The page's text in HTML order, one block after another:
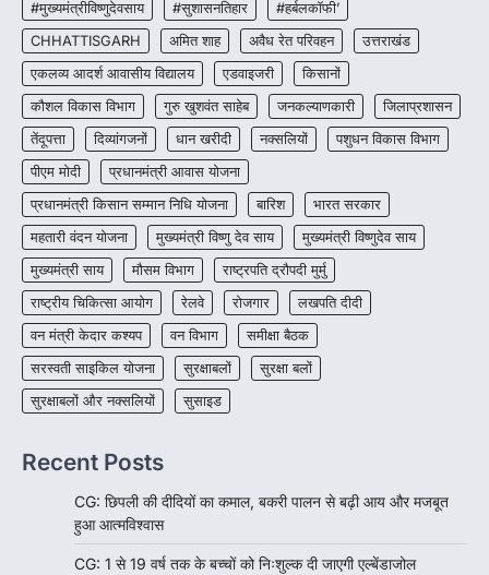
4
CHHATTISGARH
CG : पांच माह की अनुष्का को मिला नया
जीवन, चिरायु योजना से संभव हुई सफल सर्जरी
More Khabar August 7, 2026
रायपुर। राष्ट्रीय बाल स्वास्थ्य कार्यक्रम (चिरायु) के तहत
जशपुर जिले की 5 माह की मासूम…
#मुख्यमंत्रीविष्णुदेवसाय #सुशासनतिहार
#हर्बलकॉफी’
CHHATTISGARH
अमित शाह अवैध रेत परिवहन
उत्तराखंड
एकलव्य आदर्श आवासीय विद्यालय
एडवाइजरी
किसानों
कौशल विकास विभाग
गुरु खुशवंत साहेब जनकल्याणकारी
जिलाप्रशासन
तेंदूपत्ता
दिव्यांगजनों धान खरीदी नक्सलियों
पशुधन विकास विभाग
पीएम मोदी
प्रधानमंत्री आवास योजना
प्रधानमंत्री किसान सम्मान निधि योजना
बारिश
भारत सरकार
महतारी वंदन योजना
मुख्यमंत्री विष्णु देव साय
मुख्यमंत्री विष्णुदेव साय
मुख्यमंत्री साय
मौसम विभाग
राष्ट्रपति द्रौपदी मुर्मु
राष्ट्रीय चिकित्सा आयोग
रेलवे रोजगार
लखपति दीदी
वन मंत्री केदार कश्यप
वन विभाग
समीक्षा बैठक
सरस्वती साइकिल योजना
सुरक्षाबलों
सुरक्षा बलों
सुरक्षाबलों और नक्सलियों
सुसाइड
Recent Posts
CG: छिपली की दीदियों का कमाल, बकरी पालन से बढ़ी आय और मजबूत
हुआ आत्मविश्वास
CG: 1 से 19 वर्ष तक के बच्चों को निःशुल्क दी जाएगी एल्बेंडाजोल